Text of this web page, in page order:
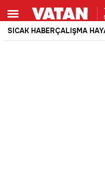
SICAK HABERÇALIŞMA